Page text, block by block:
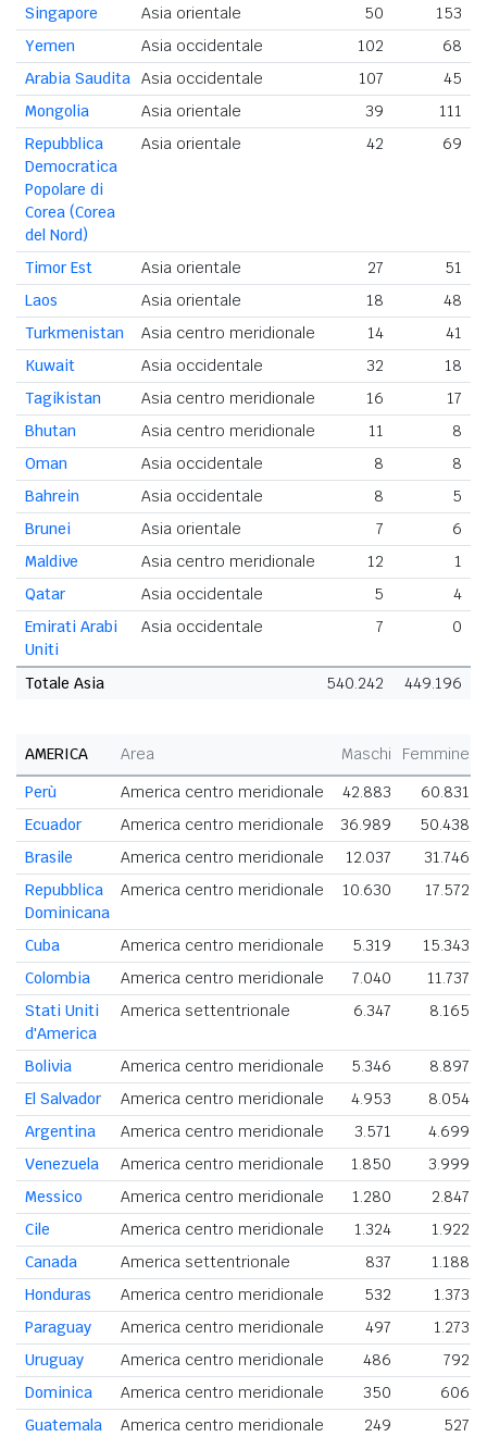
Singapore
Asia orientale 50
153
Yemen
Asia occidentale 102
68
Arabia Saudita Asia occidentale 107
45
Mongolia
Asia orientale 39
111
Repubblica
Democratica
Popolare di
Corea (Corea
del Nord)
Asia orientale 42 69
Timor Est Asia orientale 27
51
Laos
Asia orientale 18
48
Turkmenistan
Asia centro meridionale 14
41
Kuwait
Asia occidentale 32
18
Tagikistan
Asia centro meridionale 16
17
Bhutan
Asia centro meridionale 11
8
Oman
Asia occidentale 8
8
Bahrein
Asia occidentale 8
5
Brunei
Asia orientale 7
6
Maldive
Asia centro meridionale 12
1
Qatar
Asia occidentale 5
4
Emirati Arabi
Uniti
Asia occidentale 7 0
Totale Asia 540.242 449.196
AMERICA Area Maschi
Femmine
Perù
America centro meridionale 42.883 60.831
Ecuador
America centro meridionale 36.989
50.438
Brasile
America centro meridionale 12.037
31.746
Repubblica
Dominicana
America centro meridionale 10.630 17.572
Cuba America centro meridionale 5.319
15.343
Colombia
America centro meridionale 7.040
11.737
Stati Uniti
d'America
America settentrionale 6.347 8.165
Bolivia America centro meridionale 5.346
8.897
El Salvador
America centro meridionale 4.953
8.054
Argentina
America centro meridionale 3.571
4.699
Venezuela
America centro meridionale 1.850
3.999
Messico
America centro meridionale 1.280
2.847
Cile
America centro meridionale 1.324
1.922
Canada
America settentrionale 837
1.188
Honduras
America centro meridionale 532
1.373
Paraguay
America centro meridionale 497
1.273
Uruguay
America centro meridionale 486
792
Dominica
America centro meridionale 350
606
Guatemala
America centro meridionale 249
527